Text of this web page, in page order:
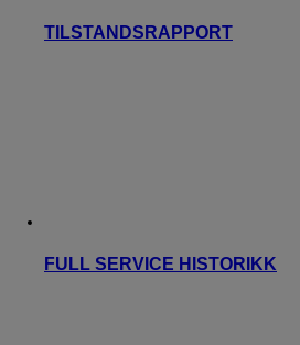
TILSTANDSRAPPORT
FULL SERVICE HISTORIKK